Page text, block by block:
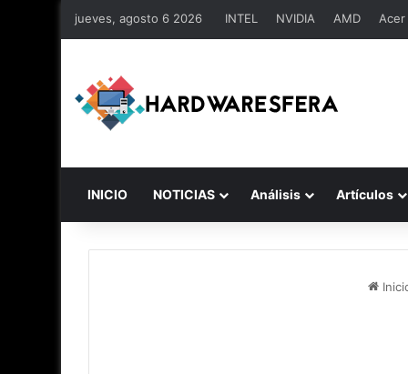
jueves, agosto 6 2026 INTEL NVIDIA AMD Acer
INICIO NOTICIAS Análisis Artículos